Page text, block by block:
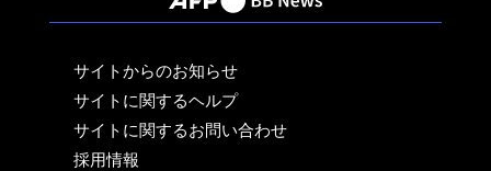
サイトからのお知らせ
サイトに関するヘルプ
サイトに関するお問い合わせ
採用情報